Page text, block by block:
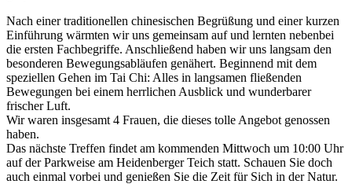
Nach einer traditionellen chinesischen Begrüßung und einer kurzen
Einführung wärmten wir uns gemeinsam auf und lernten nebenbei
die ersten Fachbegriffe. Anschließend haben wir uns langsam den
besonderen Bewegungsabläufen genähert. Beginnend mit dem
speziellen Gehen im Tai Chi: Alles in langsamen fließenden
Bewegungen bei einem herrlichen Ausblick und wunderbarer
frischer Luft.
Wir waren insgesamt 4 Frauen, die dieses tolle Angebot genossen
haben.
Das nächste Treffen findet am kommenden Mittwoch um 10:00 Uhr
auf der Parkweise am Heidenberger Teich statt. Schauen Sie doch
auch einmal vorbei und genießen Sie die Zeit für Sich in der Natur.